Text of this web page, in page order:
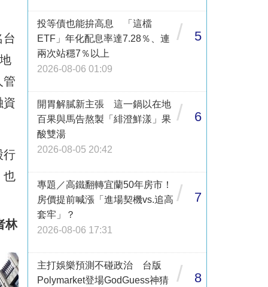
台
管
資
行
也
林
投等債也能拚高息 「這檔
ETF」年化配息率達7.28％、連
兩次站穩7％以上
2026-08-06 01:09
/ 5
開胃解膩新主張 這一鍋以在地
百果與馬告熬製「緋澄鮮漾」果
酸雙湯
2026-08-05 20:42
/ 6
專題／高鐵翻轉宜蘭50年房市！
房價提前喊漲「進場契機vs.追高
套牢」？
2026-08-06 17:31
/ 7
主打娛樂預測不碰政治 台版
Polymarket登場GodGuess神猜
/ 8